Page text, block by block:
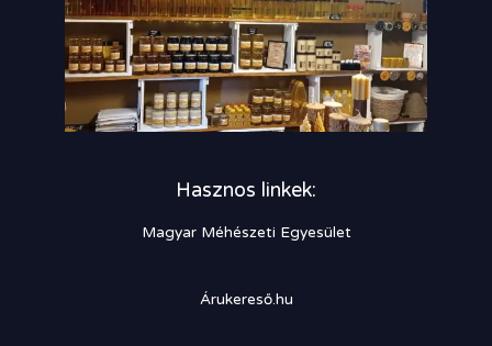
Hasznos linkek:
Magyar Méhészeti Egyesület
Árukereső.hu